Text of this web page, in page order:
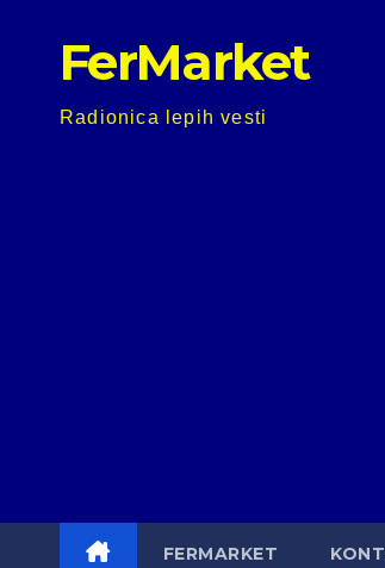
FerMarket
Radionica lepih vesti
FERMARKET